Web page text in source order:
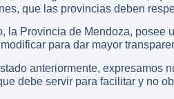
que las provincias deben
la Provincia de Mendoza,
para dar mayor
anteriormente, expresamos
debe servir para facilitar y no